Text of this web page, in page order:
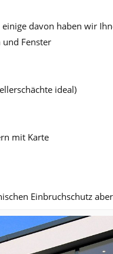
davon haben wir
und Fenster
ideal)
mit Karte
Einbruchschutz